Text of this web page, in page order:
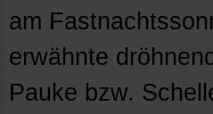
am
erwähnte
Pauke bzw.